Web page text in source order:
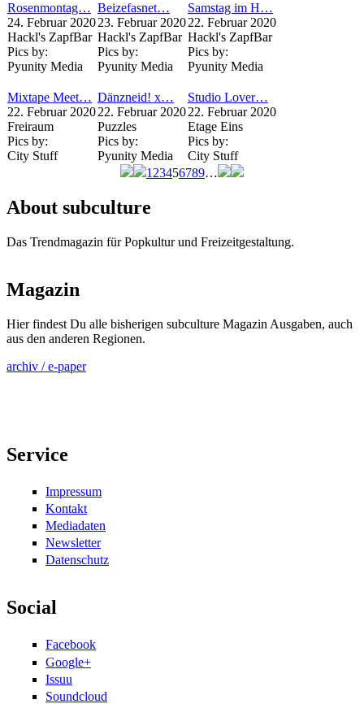
Rosenmontag…
24. Februar 2020
Hackl's ZapfBar
Pics by:
Pyunity Media
Beizefasnet…
23. Februar 2020
Hackl's ZapfBar
Pics by:
Pyunity Media
Samstag im H…
22. Februar 2020
Hackl's ZapfBar
Pics by:
Pyunity Media
Mixtape Meet…
22. Februar 2020
Freiraum
Pics by:
City Stuff
Dänzneid! x…
22. Februar 2020
Puzzles
Pics by:
Pyunity Media
Studio Lover…
22. Februar 2020
Etage Eins
Pics by:
City Stuff
1 23456789…
About subculture
Das Trendmagazin für Popkultur und Freizeitgestaltung.
Magazin
Hier findest Du alle bisherigen subculture Magazin Ausgaben, auch
aus den anderen Regionen.
archiv / e-paper
Service
Impressum
Kontakt
Mediadaten
Newsletter
Datenschutz
Social
Facebook
Google+
Issuu
Soundcloud